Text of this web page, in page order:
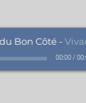
Bon Côté-
00:00/